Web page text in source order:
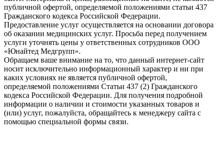
публичной офертой, определяемой положениями статьи 437
Гражданского кодекса Российской Федерации.
Предоставление услуг осуществляется на основании договора
об оказании медицинских услуг. Просьба перед получением
услуги уточнять цены у ответственных сотрудников ООО
«Юнайтед Медгрупп».
Обращаем ваше внимание на то, что данный интернет-сайт
носит исключительно информационный характер и ни при
каких условиях не является публичной офертой,
определяемой положениями Статьи 437 (2) Гражданского
кодекса Российской Федерации. Для получения подробной
информации о наличии и стоимости указанных товаров и
(или) услуг, пожалуйста, обращайтесь к менеджеру сайта с
помощью специальной формы связи.